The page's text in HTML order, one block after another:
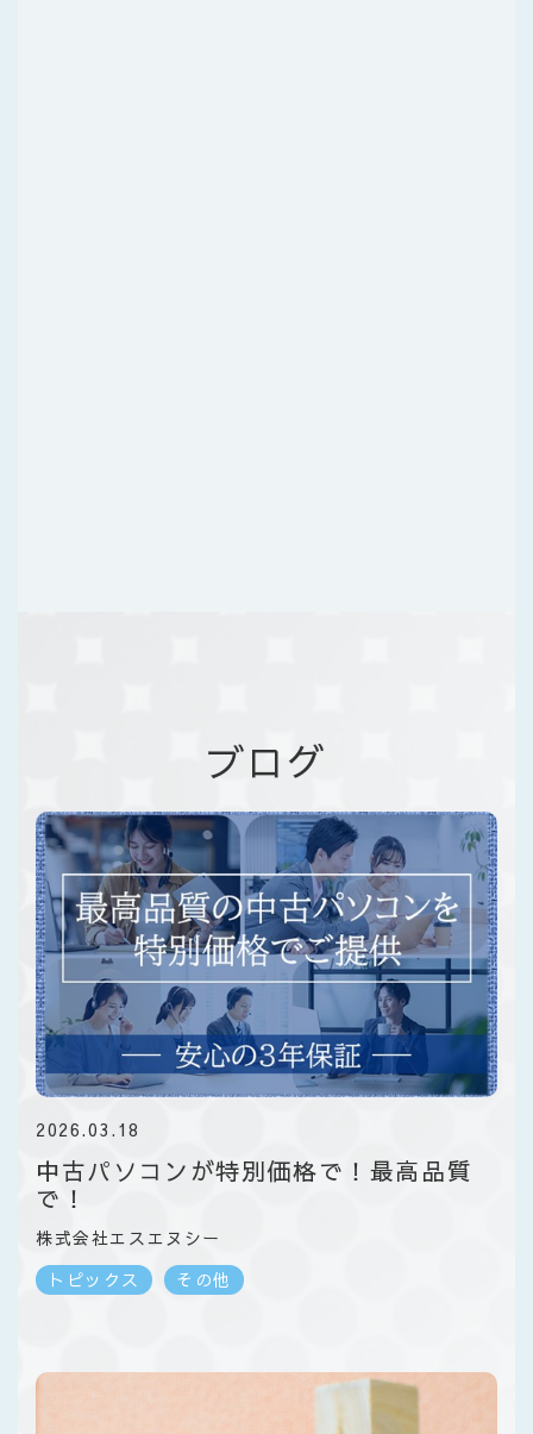
ブログ
中古パソコンが特別価格で！最高品質
で！
2026.03.18
株式会社エスエヌシー
トピックス
その他